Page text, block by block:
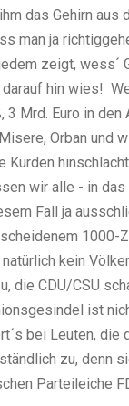
das Gehirn
man ja
zeigt,
darauf hin wies!
Mrd. Euro in
Orban und
Kurden
wir alle - in
Fall ja
1000-
kein
die CDU/CSU
ist
bei Leuten, die
zu, denn
Parteileiche